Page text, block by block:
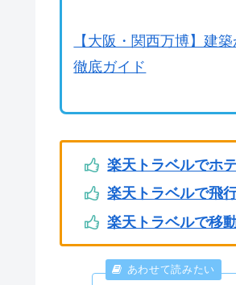
【大阪・関西万博】建
徹底ガイド
楽天トラベルでホ
楽天トラベルで飛
楽天トラベルで移